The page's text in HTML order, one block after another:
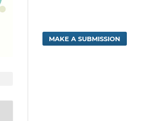
MAKE A SUBMISSION